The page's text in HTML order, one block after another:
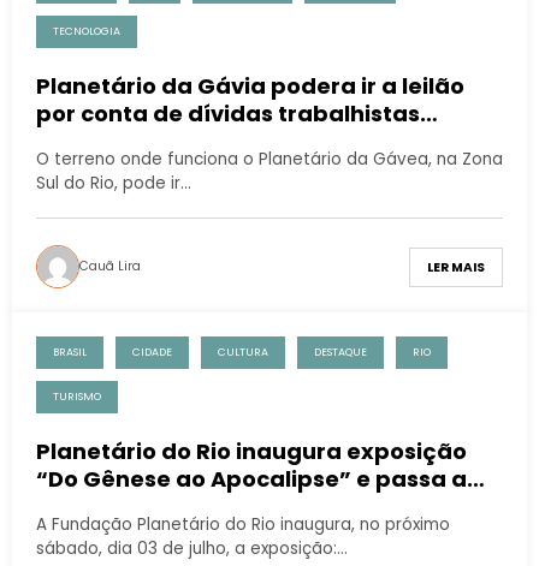
TECNOLOGIA
Planetário da Gávia podera ir a leilão
por conta de dívidas trabalhistas
O terreno onde funciona o Planetário da Gávea, na Zona
Sul do Rio, pode ir…
Cauã Lira LER MAIS
BRASIL CIDADE CULTURA DESTAQUE RIO
TURISMO
Planetário do Rio inaugura exposição
“Do Gênese ao Apocalipse” e passa a
A Fundação Planetário do Rio inaugura, no próximo
sábado, dia 03 de julho, a exposição:…